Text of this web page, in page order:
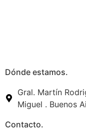
Dónde estamos.
Gral. Martín
Miguel . Buenos
Contacto.